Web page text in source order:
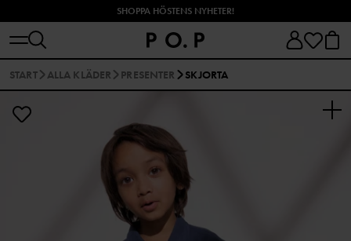
SHOPPA HÖSTENS NYHETER!
START ALLA KLÄDER PRESENTER SKJORTA